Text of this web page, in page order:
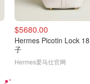
$5680.00
Hermes Picotin Lock
子
Hermes爱马仕官网